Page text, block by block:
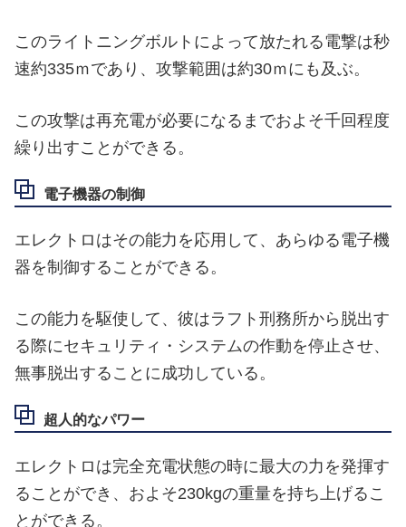
このライトニングボルトによって放たれる電撃は秒
速約335ｍであり、攻撃範囲は約30ｍにも及ぶ。
この攻撃は再充電が必要になるまでおよそ千回程度
繰り出すことができる。
電子機器の制御
エレクトロはその能力を応用して、あらゆる電子機
器を制御することができる。
この能力を駆使して、彼はラフト刑務所から脱出す
る際にセキュリティ・システムの作動を停止させ、
無事脱出することに成功している。
超人的なパワー
エレクトロは完全充電状態の時に最大の力を発揮す
ることができ、およそ230kgの重量を持ち上げるこ
とができる。